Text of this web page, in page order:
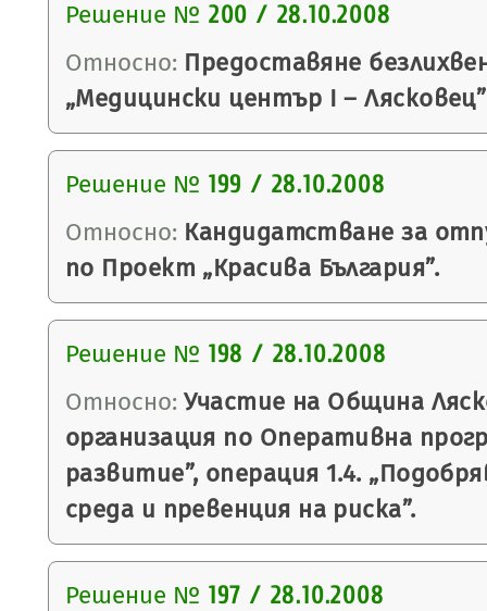
Решение № 200 / 28.10.2008
Относно: Предоставяне
„Медицински център І –
Решение № 199 / 28.10.2008
Относно: Кандидатстване за
по Проект „Красива България”.
Решение № 198 / 28.10.2008
Относно: Участие на Община
организация по Оперативна
развитие”, операция 1.4.
среда и превенция на риска”.
Решение № 197 / 28.10.2008